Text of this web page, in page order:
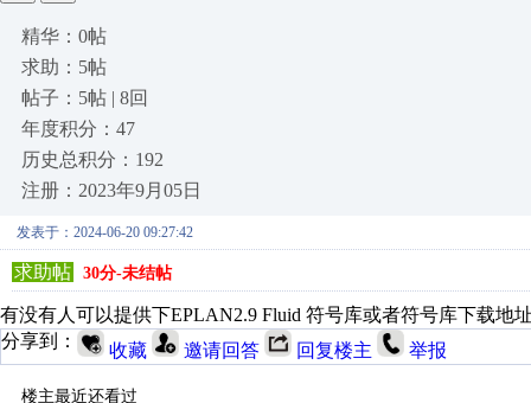
精华：0帖
求助：5帖
帖子：5帖 | 8回
年度积分：47
历史总积分：192
注册：2023年9月05日
发表于：2024-06-20 09:27:42
求助帖 30分-未结帖
有没有人可以提供下EPLAN2.9 Fluid 符号库或者符号库下载地
分享到：
收藏 邀请回答 回复楼主 举报
楼主最近还看过